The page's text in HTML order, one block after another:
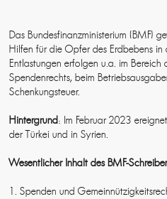
Das Bundesfinanzministerium (BMF)
Hilfen für die Opfer des Erdbebens in
Entlastungen erfolgen u.a. im Bereich
Spendenrechts, beim
Schenkungsteuer.
Hintergrund: Im Februar 2023
der Türkei und in Syrien.
Wesentlicher Inhalt des BMF-
1. Spenden und